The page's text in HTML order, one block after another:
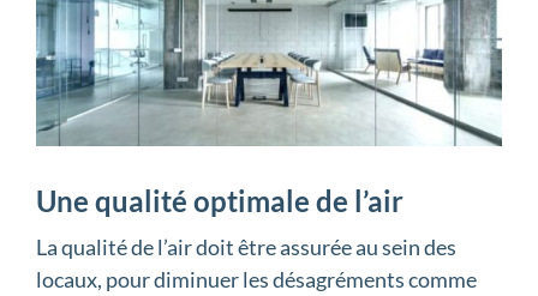
Une qualité optimale de l’air
La qualité de l’air doit être assurée au sein des
locaux, pour diminuer les désagréments comme